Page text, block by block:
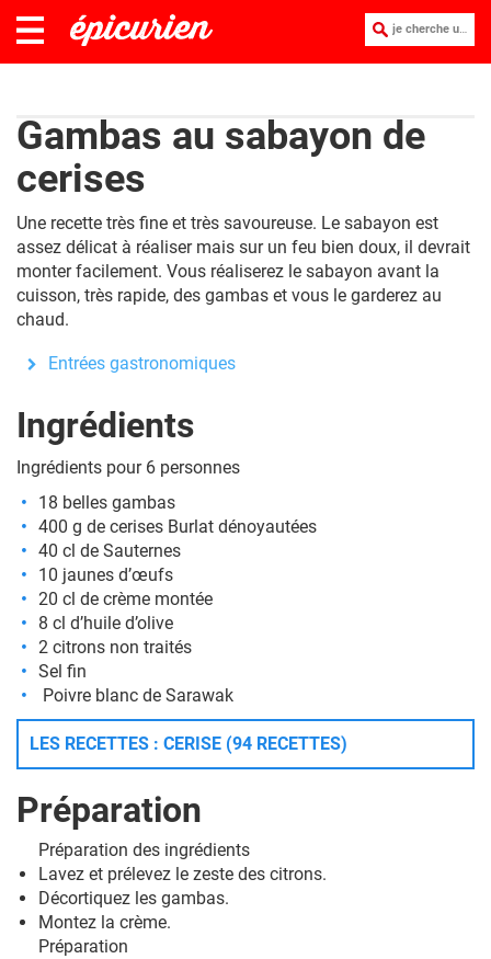
je cherche une recette :
Gambas au sabayon de
cerises
Une recette très fine et très savoureuse. Le sabayon est
assez délicat à réaliser mais sur un feu bien doux, il devrait
monter facilement. Vous réaliserez le sabayon avant la
cuisson, très rapide, des gambas et vous le garderez au
chaud.
Entrées gastronomiques
Ingrédients
Ingrédients pour 6 personnes
18 belles gambas
400 g de cerises Burlat dénoyautées
40 cl de Sauternes
10 jaunes d’œufs
20 cl de crème montée
8 cl d’huile d’olive
2 citrons non traités
Sel fin
Poivre blanc de Sarawak
LES RECETTES : CERISE (94 RECETTES)
Préparation
Préparation des ingrédients
Lavez et prélevez le zeste des citrons.
Décortiquez les gambas.
Montez la crème.
Préparation